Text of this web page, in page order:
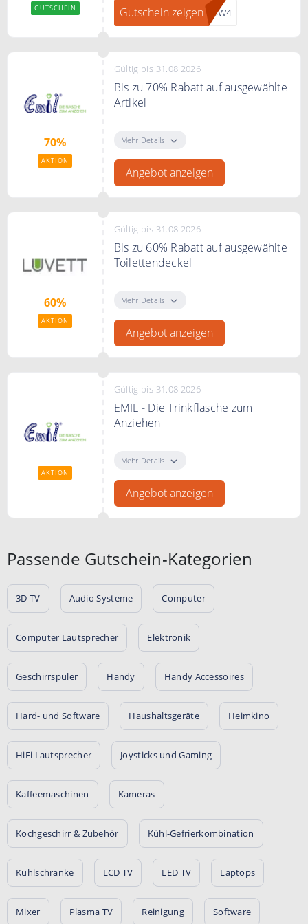
GUTSCHEIN Gutschein zeigen 36W4
70%
AKTION
Gültig bis 31.08.2026
Bis zu 70% Rabatt auf ausgewählte
Artikel
ausgewählte Artikel
Mehr Details
Angebot anzeigen
60%
AKTION
Gültig bis 31.08.2026
Bis zu 60% Rabatt auf ausgewählte
Toilettendeckel
Toilettendeckel im Sale
Mehr Details
Angebot anzeigen
AKTION
Gültig bis 31.08.2026
EMIL - Die Trinkflasche zum
Anziehen
Anziehen. Gesunde Glas-
Mehr Details
Angebot anzeigen
Passende Gutschein-Kategorien
3D TV Audio Systeme Computer
Computer Lautsprecher Elektronik
Geschirrspüler Handy Handy Accessoires
Hard- und Software Haushaltsgeräte Heimkino
HiFi Lautsprecher Joysticks und Gaming
Kaffeemaschinen Kameras
Kochgeschirr & Zubehör Kühl-Gefrierkombination
Kühlschränke LCD TV LED TV Laptops
Mixer Plasma TV Reinigung Software